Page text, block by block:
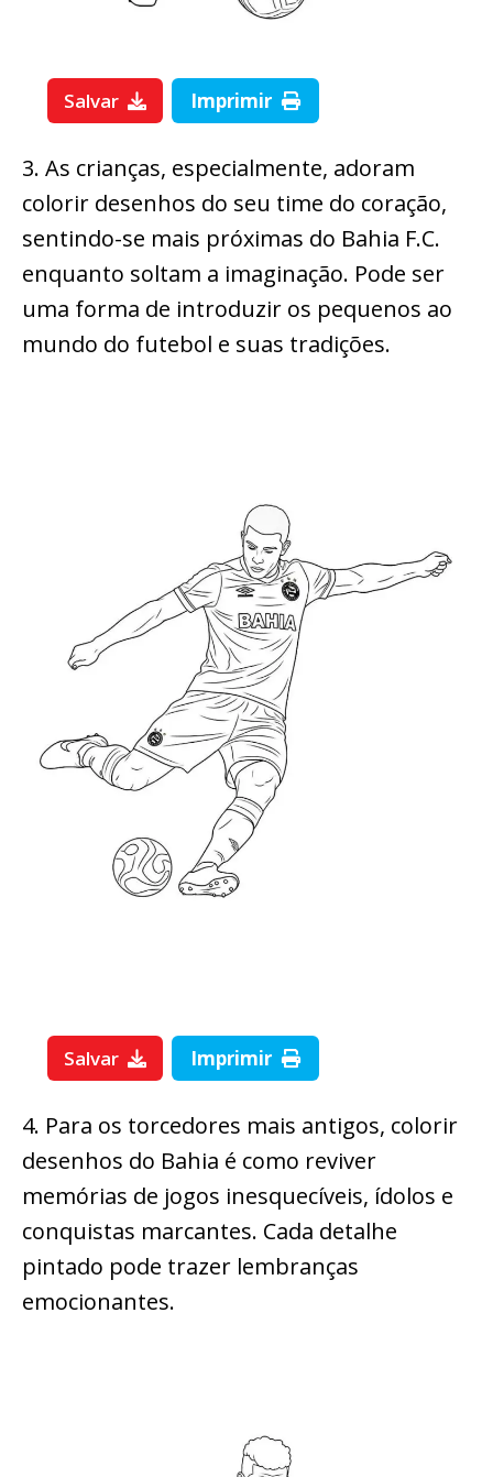
Salvar Imprimir
3. As crianças, especialmente, adoram
colorir desenhos do seu time do coração,
sentindo-se mais próximas do Bahia F.C.
enquanto soltam a imaginação. Pode ser
uma forma de introduzir os pequenos ao
mundo do futebol e suas tradições.
Salvar Imprimir
4. Para os torcedores mais antigos, colorir
desenhos do Bahia é como reviver
memórias de jogos inesquecíveis, ídolos e
conquistas marcantes. Cada detalhe
pintado pode trazer lembranças
emocionantes.